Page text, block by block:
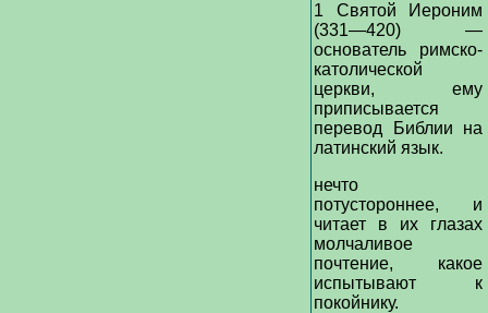
1 Святой Иероним
(331—420) —
основатель римско-
католической
церкви, ему
приписывается
перевод Библии на
латинский язык.
нечто
потустороннее, и
читает в их глазах
молчаливое
почтение, какое
испытывают к
покойнику.